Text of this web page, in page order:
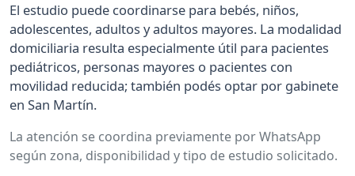
El estudio puede coordinarse para bebés, niños,
adolescentes, adultos y adultos mayores. La modalidad
domiciliaria resulta especialmente útil para pacientes
pediátricos, personas mayores o pacientes con
movilidad reducida; también podés optar por gabinete
en San Martín.
La atención se coordina previamente por WhatsApp
según zona, disponibilidad y tipo de estudio solicitado.